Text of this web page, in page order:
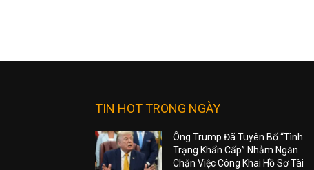
TIN HOT TRONG NGÀY
Ông Trump Đã Tuyên Bố “Tình
Trạng Khẩn Cấp” Nhằm Ngăn
Chặn Việc Công Khai Hồ Sơ Tài